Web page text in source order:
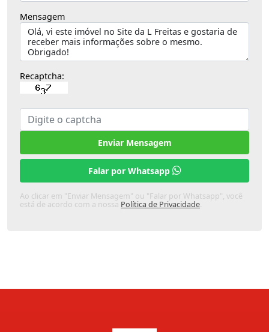
Mensagem
Recaptcha:
Enviar Mensagem
Falar por Whatsapp
Ao clicar em "Enviar Mensagem" ou "Falar por Whatsapp", você
está de acordo com a nossa Política de Privacidade.